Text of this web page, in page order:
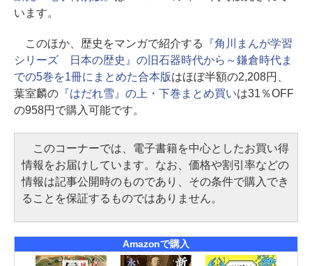
います。
このほか、歴史をマンガで紹介する
『角川まんが学習
シリーズ 日本の歴史』の旧石器時代から～鎌倉時代ま
での5巻を1冊にまとめた合本版はほぼ半額の2,208円、
葉室麟の『はだれ雪』の上・下巻まとめ買いは31％OFF
の958円で購入可能です。
このコーナーでは、電子書籍を中心としたお買い得
情報をお届けしています。なお、価格や割引率などの
情報は記事公開時のものであり、その条件で購入でき
ることを保証するものではありません。
Amazonで購入